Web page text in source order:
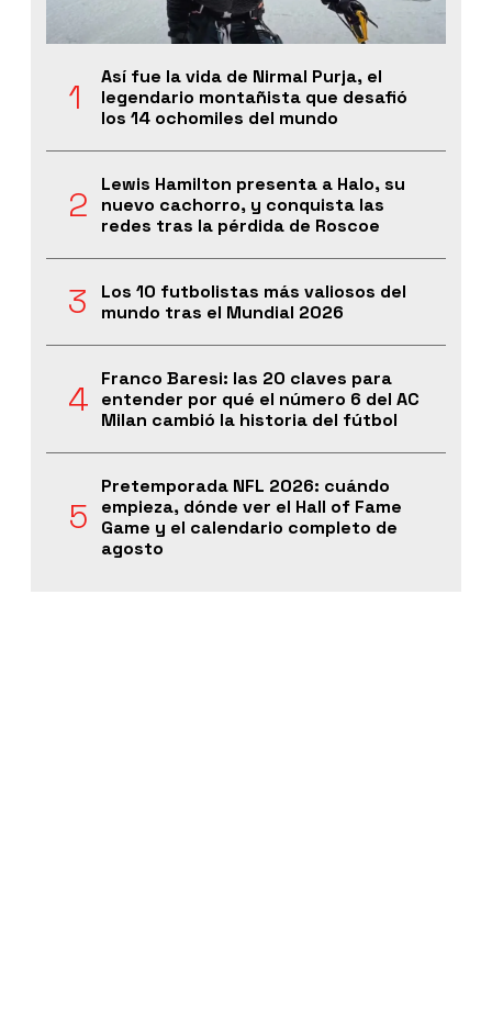
Así fue la vida de Nirmal Purja, el
legendario montañista que desafió
los 14 ochomiles del mundo
Lewis Hamilton presenta a Halo, su
nuevo cachorro, y conquista las
redes tras la pérdida de Roscoe
Los 10 futbolistas más valiosos del
mundo tras el Mundial 2026
Franco Baresi: las 20 claves para
entender por qué el número 6 del AC
Milan cambió la historia del fútbol
Pretemporada NFL 2026: cuándo
empieza, dónde ver el Hall of Fame
Game y el calendario completo de
agosto